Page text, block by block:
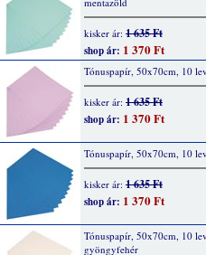
kisker ár: 1 635 Ft
shop ár: 1 370 Ft
Tónuspapír, 50x70cm, 10
kisker ár: 1 635 Ft
shop ár: 1 370 Ft
Tónuspapír, 50x70cm, 10
kisker ár: 1 635 Ft
shop ár: 1 370 Ft
Tónuspapír, 50x70cm, 10
gyöngyfehér